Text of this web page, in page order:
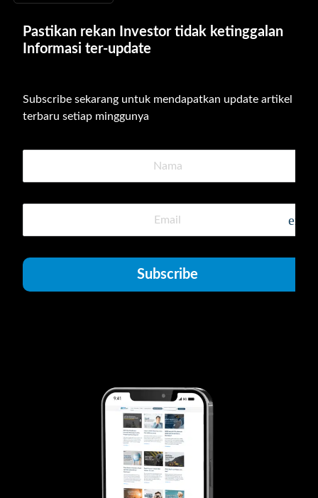
Pastikan rekan Investor tidak ketinggalan
Informasi ter-update
Subscribe sekarang untuk mendapatkan update artikel
terbaru setiap minggunya
Subscribe